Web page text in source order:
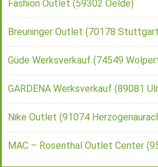
Fashion Outlet (59302 Oelde)
Breuninger Outlet (70178
Güde Werksverkauf (74549
GARDENA Werksverkauf (89081
Nike Outlet (91074
MAC – Rosenthal Outlet Center